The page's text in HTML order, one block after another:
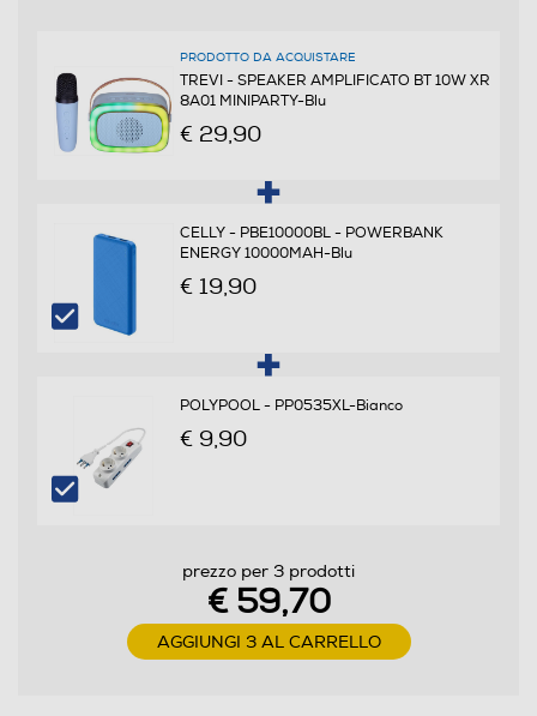
Wireless
USB
USB Standard
PRODOTTO DA ACQUISTARE
TREVI - SPEAKER AMPLIFICATO BT 10W XR
8A01 MINIPARTY-Blu
€ 29,90
CELLY - PBE10000BL - POWERBANK
ENERGY 10000MAH-Blu
€ 19,90
POLYPOOL - PP0535XL-Bianco
€ 9,90
prezzo per 3 prodotti
€ 59,70
AGGIUNGI 3 AL CARRELLO